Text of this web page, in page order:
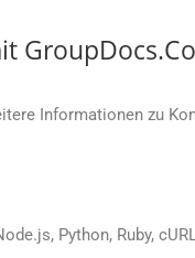
Informationen zu
Python, Ruby,